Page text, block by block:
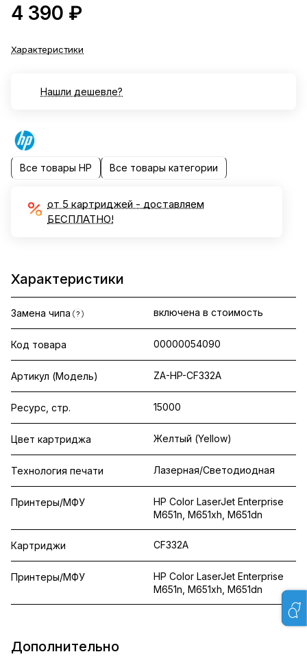
4 390 ₽
Характеристики
Нашли дешевле?
Все товары HP Все товары категории
от 5 картриджей - доставляем
БЕСПЛАТНО!
Характеристики
Замена чипа ? включена в стоимость
Код товара 00000054090
Артикул (Модель) ZA-HP-CF332A
Ресурс, стр. 15000
Цвет картриджа Желтый (Yellow)
Технология печати Лазерная/Светодиодная
Принтеры/МФУ
HP Color LaserJet Enterprise
M651n, M651xh, M651dn
Картриджи CF332A
Принтеры/МФУ
HP Color LaserJet Enterprise
M651n, M651xh, M651dn
Дополнительно